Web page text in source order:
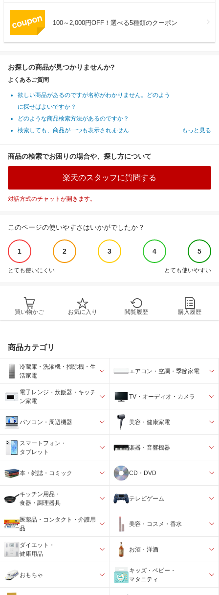
100～2,000円OFF！選べる5種類のクーポン
お探しの商品が見つかりませんか?
よくあるご質問
欲しい商品があるのですが名称がわかりません。どのよう
に探せばよいですか？
どのような商品検索方法があるのですか？
検索しても、商品が一つも表示されません
もっと見る
商品の検索でお困りの場合や、探し方について
楽天のスタッフに質問する
対話方式のチャットが開きます。
このページの使いやすさはいかがでしたか？
1 2 3 4 5
とても使いにくい とても使いやすい
買い物かご お気に入り 閲覧履歴 購入履歴
商品カテゴリ
冷蔵庫・洗濯機・掃除機・生
活家電
エアコン・空調・季節家電
電子レンジ・炊飯器・キッチ
ン家電
TV・オーディオ・カメラ
パソコン・周辺機器 美容・健康家電
スマートフォン・
タブレット
楽器・音響機器
本・雑誌・コミック CD・DVD
キッチン用品・
食器・調理器具
テレビゲーム
医薬品・コンタクト・介護用
品
美容・コスメ・香水
ダイエット・
健康用品
お酒・洋酒
おもちゃ
キッズ・ベビー・
マタニティ